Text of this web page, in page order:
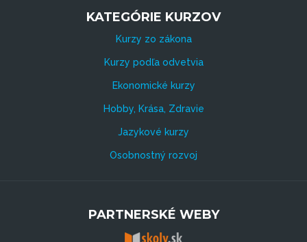
KATEGÓRIE KURZOV
Kurzy zo zákona
Kurzy podľa odvetvia
Ekonomické kurzy
Hobby, Krása, Zdravie
Jazykové kurzy
Osobnostný rozvoj
PARTNERSKÉ WEBY